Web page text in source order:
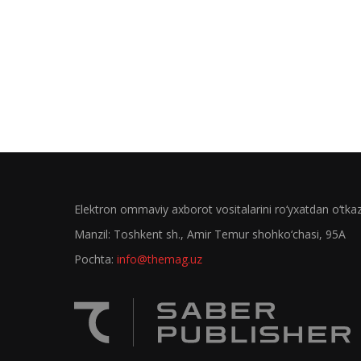
Elektron ommaviy axborot vositalarini ro‘yxatdan
Manzil: Toshkent sh., Amir Temur shohko‘chasi, 95A
Pochta: info@themag.uz